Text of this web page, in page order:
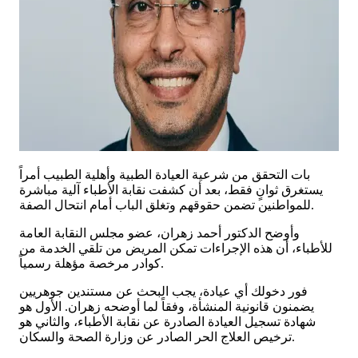
بات التحقق من شرعية العيادة الطبية وأهلية الطبيب أمراً
يستغرق ثوانٍ فقط، بعد أن كشفت نقابة الأطباء آلية مباشرة
للمواطنين تضمن حقوقهم وتغلق الباب أمام انتحال الصفة.
وأوضح الدكتور أحمد زهران، عضو مجلس النقابة العامة
للأطباء، أن هذه الإجراءات تمكن المريض من تلقي الخدمة من
كوادر مرخصة مؤهلة رسمياً.
فور دخولك أي عيادة، يجب البحث عن مستندين جوهريين
يضمنون قانونية المنشأة، وفقاً لما أوضحه زهران. الأول هو
شهادة تسجيل العيادة الصادرة عن نقابة الأطباء، والثاني هو
ترخيص العلاج الحر الصادر عن وزارة الصحة والسكان.